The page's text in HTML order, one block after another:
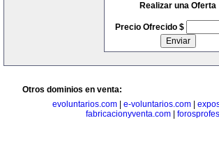
Realizar una Oferta
Precio Ofrecido $
Otros dominios en venta:
evoluntarios.com
e-voluntarios.com
fabricacionyventa.com